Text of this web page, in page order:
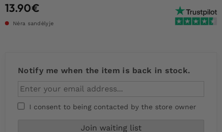
13.90€
Nėra sandėlyje
Notify me when the item is back in stock.
I consent to being contacted by the store owner